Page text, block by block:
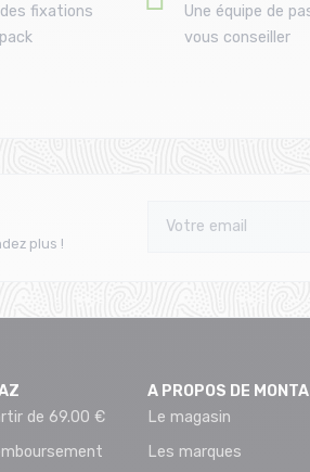
fixations
Une équipe de
vous conseiller
plus !
de 69.00 €
A PROPOS DE
Le magasin
Les marques